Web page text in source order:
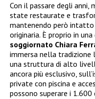
Con il passare degli
state restaurate e
mantenendo però
originaria. È proprio in
soggiornato Chiara
immersa nella
una struttura di alto
ancora più esclusivo,
private con piscina e
possono superare i